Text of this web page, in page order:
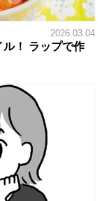
2026.03.04
ル！ ラップで作